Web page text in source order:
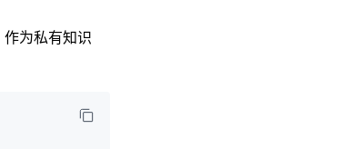
作为私有知识